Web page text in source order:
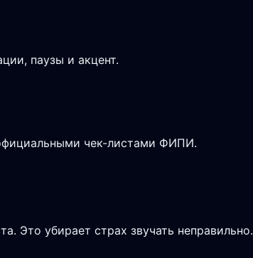
паузы и акцент.
чек-листами ФИПИ.
Это убирает страх звучать неправильно.